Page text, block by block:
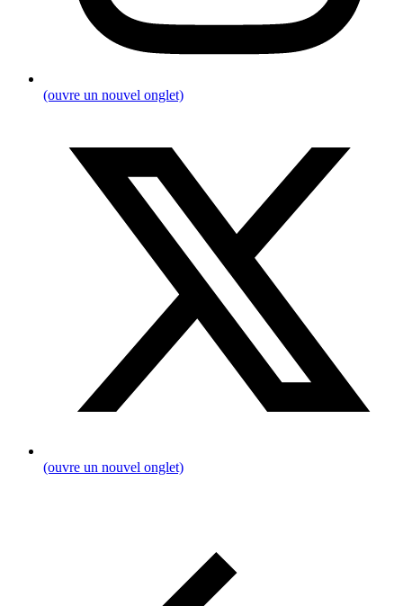
(ouvre un nouvel onglet)
(ouvre un nouvel onglet)